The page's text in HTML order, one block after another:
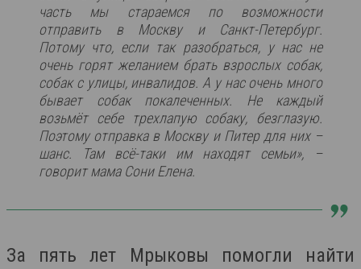
часть мы стараемся по возможности
отправить в Москву и Санкт-Петербург.
Потому что, если так разобраться, у нас не
очень горят желанием брать взрослых собак,
собак с улицы, инвалидов. А у нас очень много
бывает собак покалеченных. Не каждый
возьмёт себе трехлапую собаку, безглазую.
Поэтому отправка в Москву и Питер для них –
шанс. Там всё-таки им находят семьи», –
говорит мама Сони Елена.
За пять лет Мрыковы помогли найти